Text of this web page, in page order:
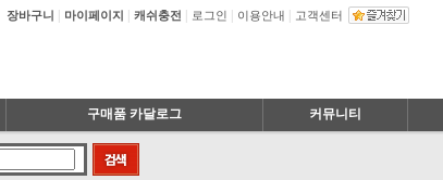
장바구니 마이페이지 캐쉬충전 로그인 이용안내 고객센터
구매품 카달로그 커뮤니티